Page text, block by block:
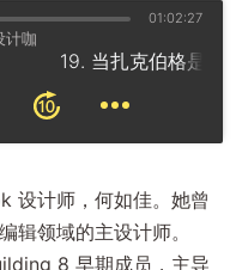
计咖
01:02:27
设计师，何如佳。她曾
领域的主设计师。
8 早期成员，主导